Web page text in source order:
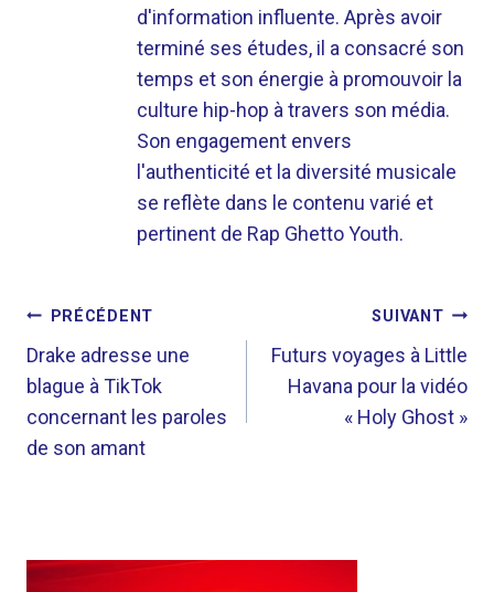
d'information influente. Après avoir
terminé ses études, il a consacré son
temps et son énergie à promouvoir la
culture hip-hop à travers son média.
Son engagement envers
l'authenticité et la diversité musicale
se reflète dans le contenu varié et
pertinent de Rap Ghetto Youth.
NAVIGATION
DE
L’ARTICLE
PRÉCÉDENT
Drake adresse une
blague à TikTok
concernant les paroles
de son amant
SUIVANT
Futurs voyages à Little
Havana pour la vidéo
« Holy Ghost »